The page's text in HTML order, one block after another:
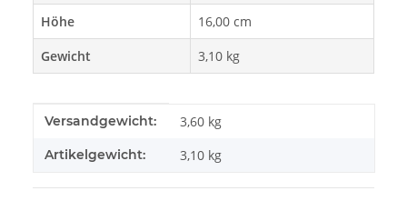
Höhe
16,00 cm
Gewicht
3,10 kg
Produkteigenschaft
Wert
Versandgewicht: 3,60 kg
Artikelgewicht: 3,10 kg